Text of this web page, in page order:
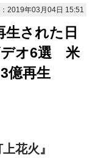
2019年03月04日 15:51
生された日
デオ6選 米
億再生
花火』